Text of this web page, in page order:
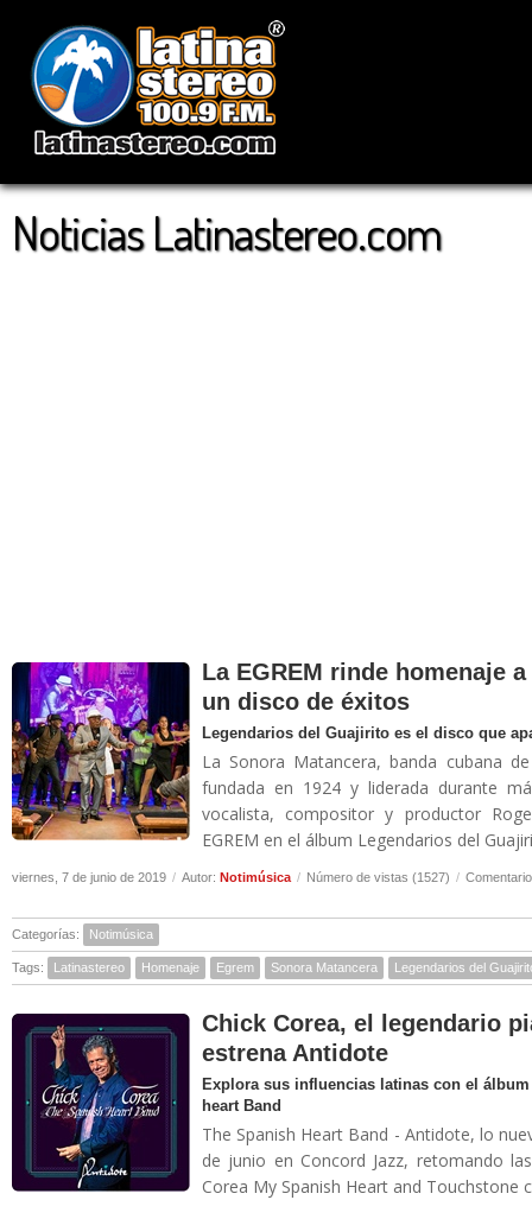
Noticias Latinastereo.com
La EGREM rinde homenaje
un disco de éxitos
Legendarios del Guajirito es el disco que
La Sonora Matancera, banda cubana
fundada en 1924 y liderada durante
vocalista, compositor y productor
EGREM en el álbum Legendarios del
viernes, 7 de junio de 2019 / Autor: Notimúsica / Número de vistas (1527) /
Categorías: Notimúsica
Tags: Latinastereo Homenaje Egrem Sonora Matancera Legendarios del
Chick Corea, el legendario
estrena Antidote
Explora sus influencias latinas con el
heart Band
The Spanish Heart Band - Antidote, lo
de junio en Concord Jazz, retomando
Corea My Spanish Heart and Touchstone